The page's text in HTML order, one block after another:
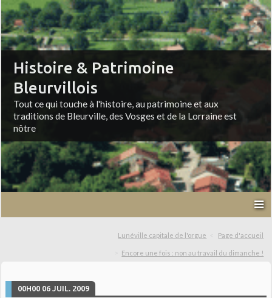
Histoire & Patrimoine
Bleurvillois
Tout ce qui touche à l'histoire, au patrimoine et aux
traditions de Bleurville, des Vosges et de la Lorraine est
nôtre
Lunéville capitale de l'orgue Page d'accueil
Encore une fois : non au travail du dimanche !
00H00 06 JUIL. 2009